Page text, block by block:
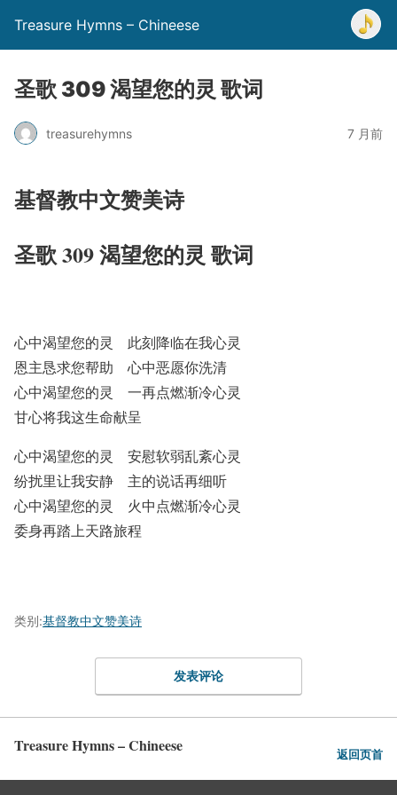
Treasure Hymns – Chineese
圣歌 309 渴望您的灵 歌词
treasurehymns 7 月前
基督教中文赞美诗
圣歌 309 渴望您的灵 歌词
心中渴望您的灵 此刻降临在我心灵
恩主恳求您帮助 心中恶愿你洗清
心中渴望您的灵 一再点燃渐冷心灵
甘心将我这生命献呈
心中渴望您的灵 安慰软弱乱紊心灵
纷扰里让我安静 主的说话再细听
心中渴望您的灵 火中点燃渐冷心灵
委身再踏上天路旅程
类别:基督教中文赞美诗
发表评论
Treasure Hymns – Chineese 返回页首